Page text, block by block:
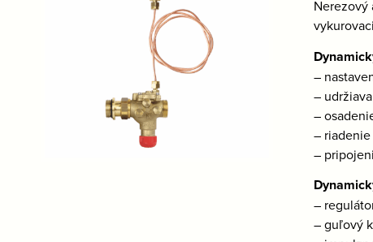
Nerezový
–
–
–
–
–
–
– guľový